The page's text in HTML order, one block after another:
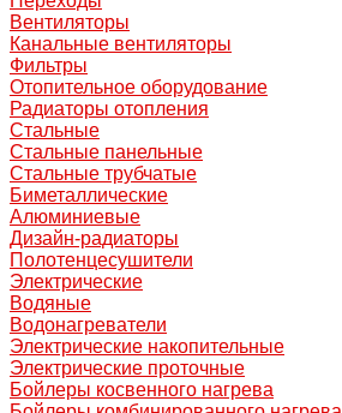
Вентиляторы
Канальные вентиляторы
Фильтры
Отопительное оборудование
Радиаторы отопления
Стальные
Стальные панельные
Стальные трубчатые
Биметаллические
Алюминиевые
Дизайн-радиаторы
Полотенцесушители
Электрические
Водяные
Водонагреватели
Электрические накопительные
Электрические проточные
Бойлеры косвенного нагрева